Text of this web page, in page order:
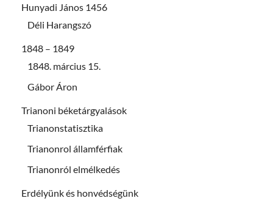
Hunyadi János 1456
Déli Harangszó
1848 – 1849
1848. március 15.
Gábor Áron
Trianoni béketárgyalások
Trianonstatisztika
Trianonrol államférfiak
Trianonról elmélkedés
Erdélyünk és honvédségünk